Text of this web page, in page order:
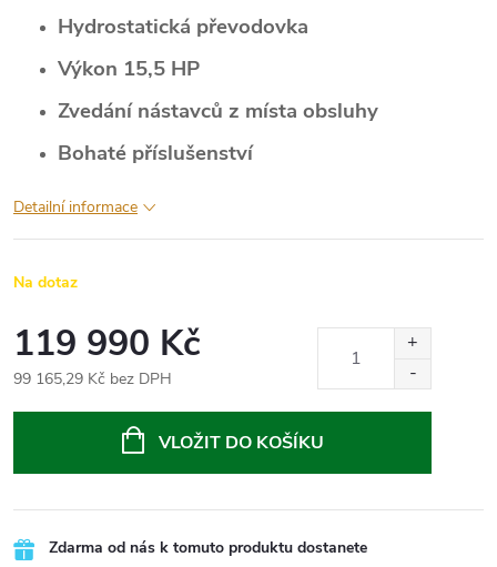
Hydrostatická převodovka
Výkon 15,5 HP
Zvedání nástavců z místa obsluhy
Bohaté příslušenství
Detailní informace
Na dotaz
119 990 Kč
99 165,29 Kč bez DPH
VLOŽIT DO KOŠÍKU
Zdarma od nás k tomuto produktu dostanete